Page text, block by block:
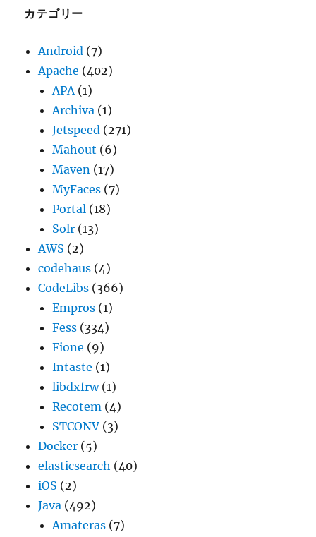
ブ
カテゴリー
Android (7)
Apache (402)
APA(1)
Archiva (1)
Jetspeed (271)
Mahout (6)
Maven (17)
MyFaces (7)
Portal (18)
Solr (13)
AWS (2)
codehaus (4)
CodeLibs (366)
Empros (1)
Fess (334)
Fione (9)
Intaste (1)
libdxfrw(1)
Recotem (4)
STCONV (3)
Docker (5)
elasticsearch (40)
iOS (2)
Java (492)
Amateras (7)